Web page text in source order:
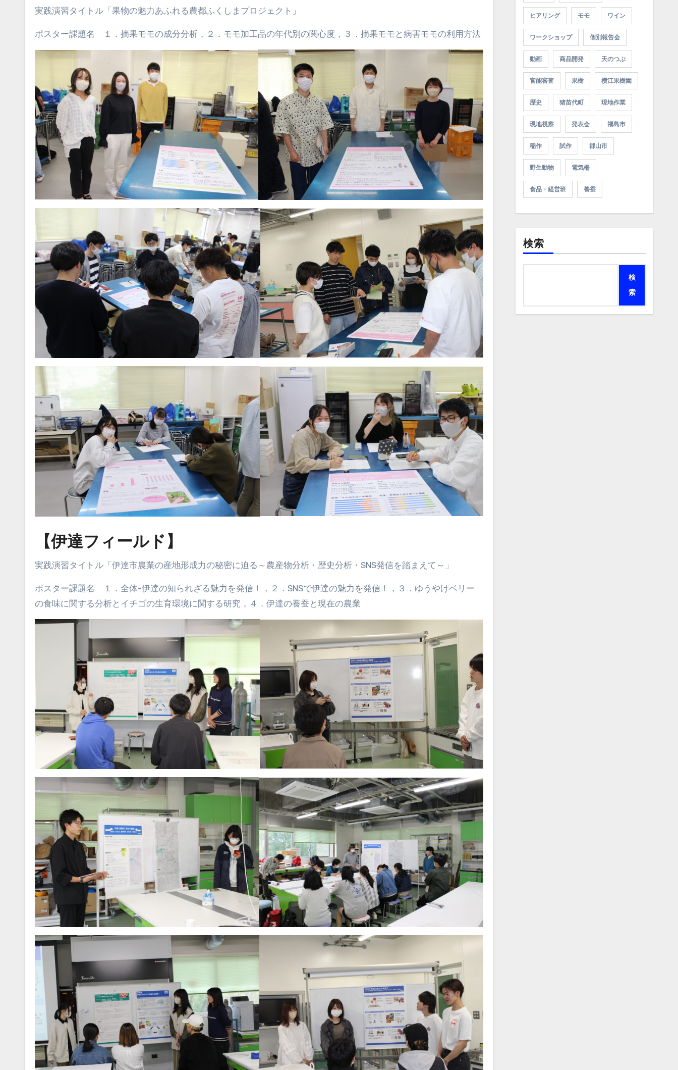
実践演習タイトル「果物の魅力あふれる農都ふくしまプロジェクト」
ポスター課題名 １．摘果モモの成分分析，２．モモ加工品の年代別の関心度，３．摘果モモと病害モモの利用方法
【伊達フィールド】
実践演習タイトル「伊達市農業の産地形成力の秘密に迫る～農産物分析・歴史分析・SNS発信を踏まえて～」
ポスター課題名 １．全体-伊達の知られざる魅力を発信！，２．SNSで伊達の魅力を発信！，３．ゆうやけベリー
の食味に関する分析とイチゴの生育環境に関する研究，４．伊達の養蚕と現在の農業
ヒアリング モモ ワイン
ワークショップ 個別報告会
動画 商品開発 天のつぶ
官能審査 果樹 横江果樹園
歴史 猪苗代町 現地作業
現地視察 発表会 福島市
稲作 試作 郡山市
野生動物 電気柵
食品・経営班 養蚕
検索
検
索